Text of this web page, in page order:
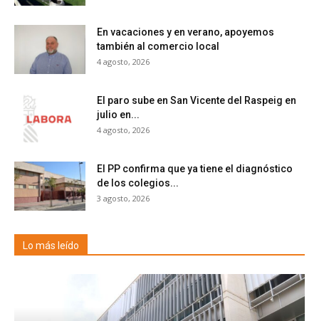
En vacaciones y en verano, apoyemos
también al comercio local
4 agosto, 2026
El paro sube en San Vicente del Raspeig en
julio en...
4 agosto, 2026
El PP confirma que ya tiene el diagnóstico
de los colegios...
3 agosto, 2026
Lo más leído